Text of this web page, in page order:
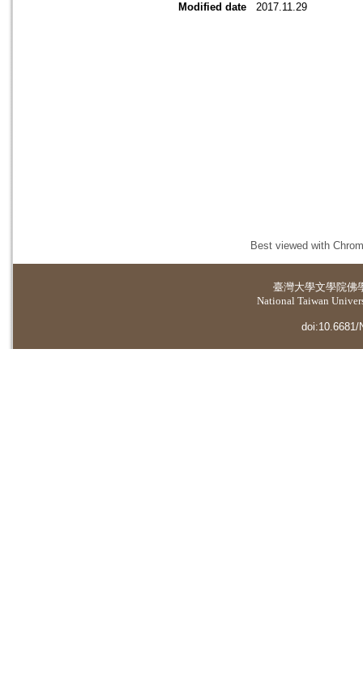
Modified date
2017.11.29
Best viewed with
臺灣大學文學院佛
National Taiwan
doi:10.6681/